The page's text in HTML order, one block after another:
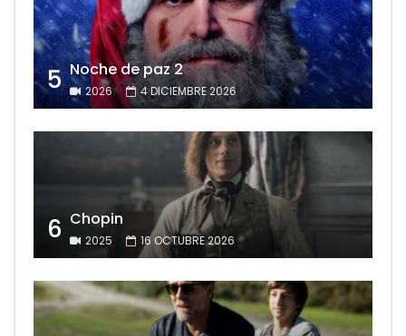
5 Noche de paz 2
2026 4 DICIEMBRE 2026
6 Chopin
2025 16 OCTUBRE 2026